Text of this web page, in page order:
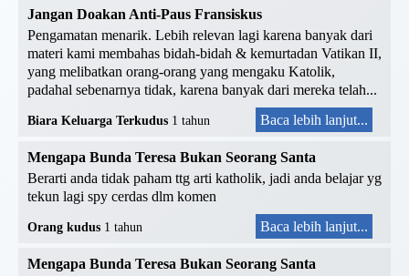
Jangan Doakan Anti-Paus Fransiskus
Pengamatan menarik. Lebih relevan lagi karena banyak dari
materi kami membahas bidah-bidah & kemurtadan Vatikan II,
yang melibatkan orang-orang yang mengaku Katolik,
padahal sebenarnya tidak, karena banyak dari mereka telah...
Biara Keluarga Terkudus 1 tahun Baca lebih lanjut...
Mengapa Bunda Teresa Bukan Seorang Santa
Berarti anda tidak paham ttg arti katholik, jadi anda belajar yg
tekun lagi spy cerdas dlm komen
Orang kudus 1 tahun Baca lebih lanjut...
Mengapa Bunda Teresa Bukan Seorang Santa